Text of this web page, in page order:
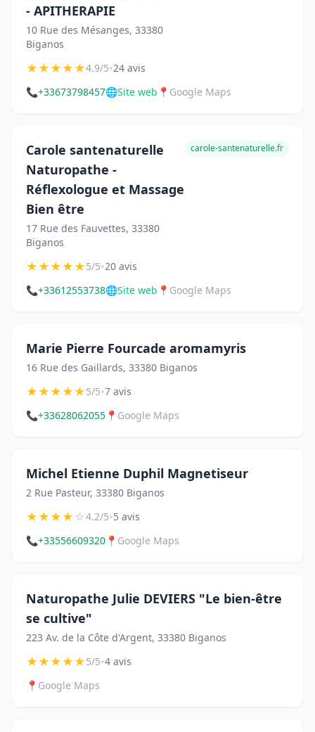
- APITHERAPIE
10 Rue des Mésanges, 33380
Biganos
★★★★★4.9/5•24 avis
📞+33673798457🌐Site web 📍 Google Maps
Carole santenaturelle
Naturopathe -
Réflexologue et Massage
Bien être
17 Rue des Fauvettes, 33380
Biganos
carole-santenaturelle.fr
★★★★★5/5•20 avis
📞+33612553738🌐Site web 📍 Google Maps
Marie Pierre Fourcade aromamyris
16 Rue des Gaillards, 33380 Biganos
★★★★★5/5•7 avis
📞+33628062055 📍 Google Maps
Michel Etienne Duphil Magnetiseur
2 Rue Pasteur, 33380 Biganos
★★★★☆4.2/5•5 avis
📞+33556609320 📍 Google Maps
Naturopathe Julie DEVIERS "Le bien-être
se cultive"
223 Av. de la Côte d'Argent, 33380 Biganos
★★★★★5/5•4 avis
📍 Google Maps